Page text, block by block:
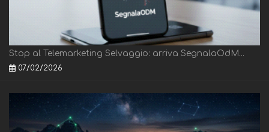
Stop al Telemarketing Selvaggio: arriva SegnalaOdM...
07/02/2026